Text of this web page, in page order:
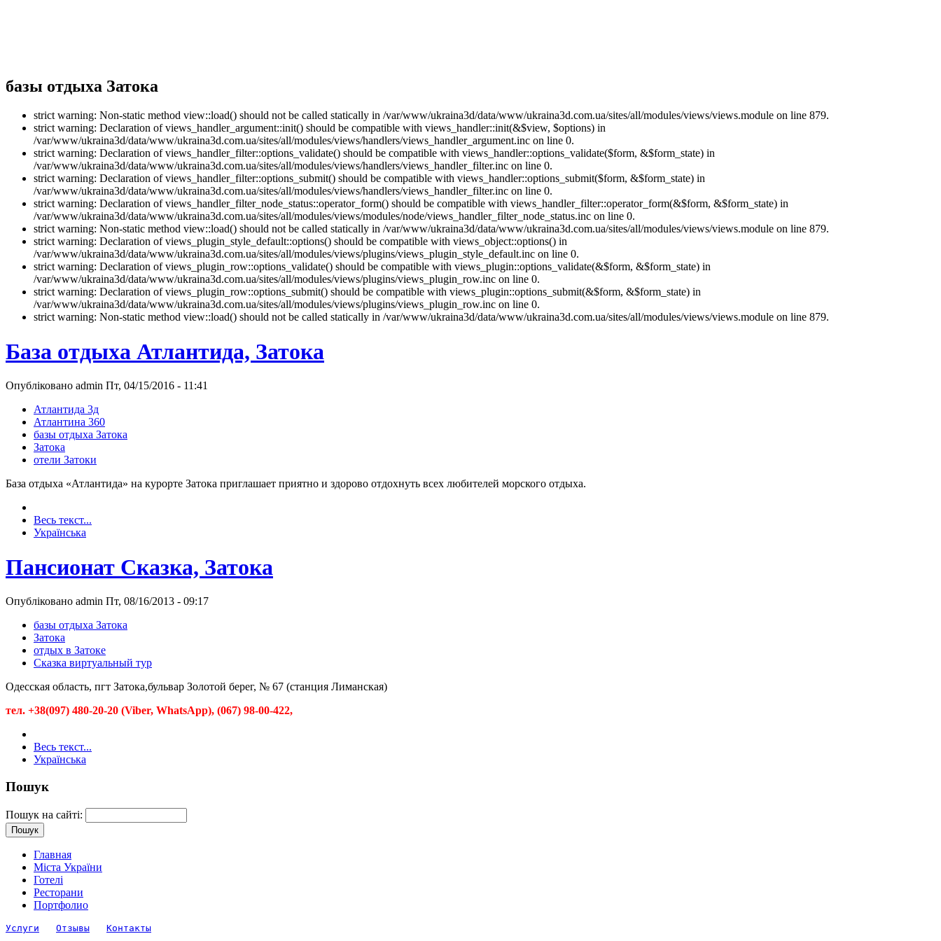
базы отдыха Затока
strict warning: Non-static method view::load() should not be called statically in /var/www/ukraina3d/data/www/ukraina3d.com.ua/sites/all/modules/views/views.module on line 879.
strict warning: Declaration of views_handler_argument::init() should be compatible with views_handler::init(&$view, $options) in
/var/www/ukraina3d/data/www/ukraina3d.com.ua/sites/all/modules/views/handlers/views_handler_argument.inc on line 0.
strict warning: Declaration of views_handler_filter::options_validate() should be compatible with views_handler::options_validate($form, &$form_state) in
/var/www/ukraina3d/data/www/ukraina3d.com.ua/sites/all/modules/views/handlers/views_handler_filter.inc on line 0.
strict warning: Declaration of views_handler_filter::options_submit() should be compatible with views_handler::options_submit($form, &$form_state) in
/var/www/ukraina3d/data/www/ukraina3d.com.ua/sites/all/modules/views/handlers/views_handler_filter.inc on line 0.
strict warning: Declaration of views_handler_filter_node_status::operator_form() should be compatible with views_handler_filter::operator_form(&$form, &$form_state) in
/var/www/ukraina3d/data/www/ukraina3d.com.ua/sites/all/modules/views/modules/node/views_handler_filter_node_status.inc on line 0.
strict warning: Non-static method view::load() should not be called statically in /var/www/ukraina3d/data/www/ukraina3d.com.ua/sites/all/modules/views/views.module on line 879.
strict warning: Declaration of views_plugin_style_default::options() should be compatible with views_object::options() in
/var/www/ukraina3d/data/www/ukraina3d.com.ua/sites/all/modules/views/plugins/views_plugin_style_default.inc on line 0.
strict warning: Declaration of views_plugin_row::options_validate() should be compatible with views_plugin::options_validate(&$form, &$form_state) in
/var/www/ukraina3d/data/www/ukraina3d.com.ua/sites/all/modules/views/plugins/views_plugin_row.inc on line 0.
strict warning: Declaration of views_plugin_row::options_submit() should be compatible with views_plugin::options_submit(&$form, &$form_state) in
/var/www/ukraina3d/data/www/ukraina3d.com.ua/sites/all/modules/views/plugins/views_plugin_row.inc on line 0.
strict warning: Non-static method view::load() should not be called statically in /var/www/ukraina3d/data/www/ukraina3d.com.ua/sites/all/modules/views/views.module on line 879.
База отдыха Атлантида, Затока
Опубліковано admin Пт, 04/15/2016 - 11:41
Атлантида 3д
Атлантина 360
базы отдыха Затока
Затока
отели Затоки
База отдыха «Атлантида» на курорте Затока приглашает приятно и здорово отдохнуть всех любителей морского отдыха.
Весь текст...
Українська
Пансионат Сказка, Затока
Опубліковано admin Пт, 08/16/2013 - 09:17
базы отдыха Затока
Затока
отдых в Затоке
Сказка виртуальный тур
Одесская область, пгт Затока,бульвар Золотой берег, № 67 (станция Лиманская)
тел. +38(097) 480-20-20 (Viber, WhatsApp), (067) 98-00-422,
Весь текст...
Українська
Пошук
Пошук на сайті:
Главная
Міста України
Готелі
Ресторани
Портфолио
Услуги Отзывы Контакты